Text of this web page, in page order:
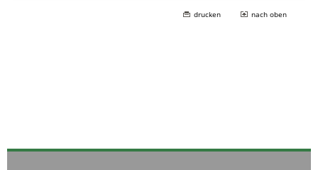
drucken nach oben